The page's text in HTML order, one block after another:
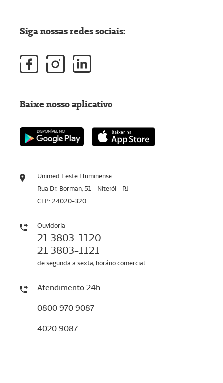
Unimed Leste Fluminense
Rua Dr. Borman, 51 - Niterói - RJ
CEP: 24020-320
Ouvidoria
21 3803-1120
21 3803-1121
de segunda a sexta, horário comercial
Atendimento 24h
0800 970 9087
4020 9087
Siga nossas redes sociais:
Baixe nosso aplicativo